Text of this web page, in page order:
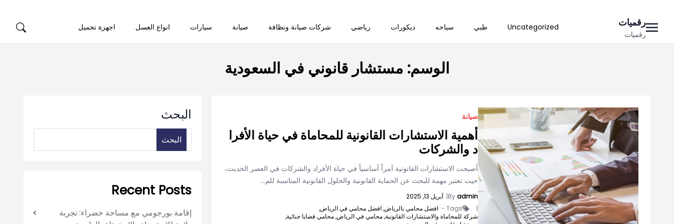
content
رقميات
رقميات
Uncategorized طبي سياحه ديكورات رياضي شركات صيانة ونظافة صيانة سيارات انواع العسل اجهزة تجميل
الوسم: مستشار قانوني في السعودية
صيانة
أهمية الاستشارات القانونية للمحاماة في حياة الأفرا
د والشركات
أصبحت الاستشارات القانونية أمراً أساسياً في حياة الأفراد والشركات في العصر الحديث،
حيث تعتبر مهمة للبحث عن الحماية القانونية والحلول القانونية المناسبة للم...
Byadmin
| أبريل 13, 2025
|
Tags - افضل محامي بالرياض,افضل محامي في الرياض,
شركة للمحاماة والاستشارات القانونية,محامي في الرياض,محامي قضايا جنائية,
البحث
البحث
Recent Posts
إقامة بورجومي مع مساحة خضراء: تجربة